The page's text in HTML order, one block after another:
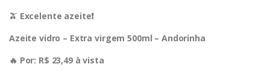
🫒 Excelente azeite❗️
Azeite vidro – Extra virgem 500ml – Andorinha
🔥 Por: R$ 23,49 à vista